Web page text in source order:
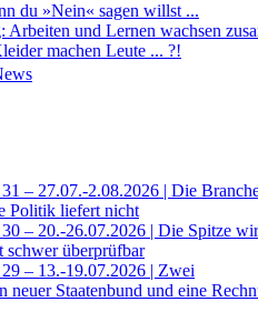
du »Nein« sagen willst ...
Arbeiten und Lernen wachsen
machen Leute ... ?!
– 27.07.-2.08.2026 | Die
Politik liefert nicht
– 20.-26.07.2026 | Die Spitze
überprüfbar
– 13.-19.07.2026 | Zwei
neuer Staatenbund und eine